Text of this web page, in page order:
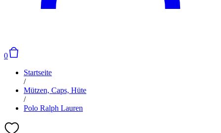
0
Startseite
/
Mützen, Caps, Hüte
/
Polo Ralph Lauren